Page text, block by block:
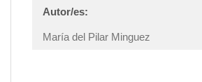
Autor/es:
María del Pilar Minguez